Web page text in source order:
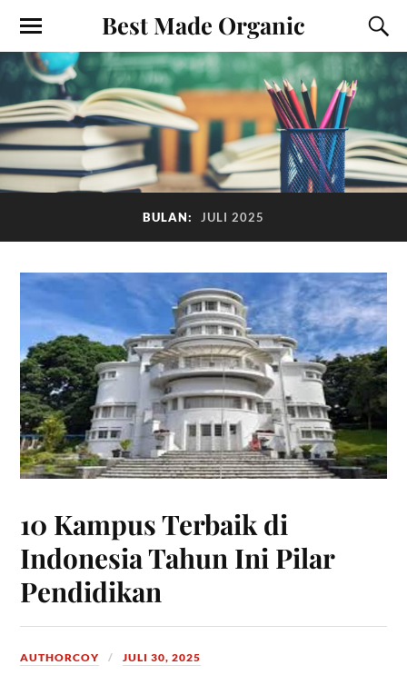
Best Made Organic
BULAN: JULI 2025
10 Kampus Terbaik di
Indonesia Tahun Ini Pilar
Pendidikan
AUTHORCOY JULI 30, 2025